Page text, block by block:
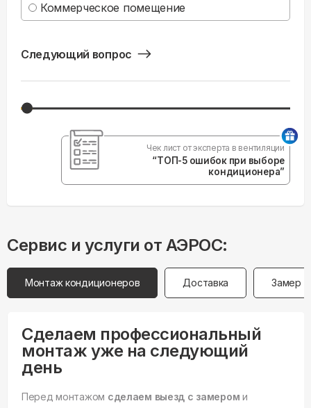
Коммерческое помещение
Следующий вопрос
Чек лист от эксперта в вентиляции
“ТОП-5 ошибок при выборе
кондиционера”
Сервис и услуги от АЭРОС:
Монтаж кондиционеров Доставка Замер
Сделаем профессиональный
монтаж уже на следующий
день
Перед монтажом сделаем выезд с замером и